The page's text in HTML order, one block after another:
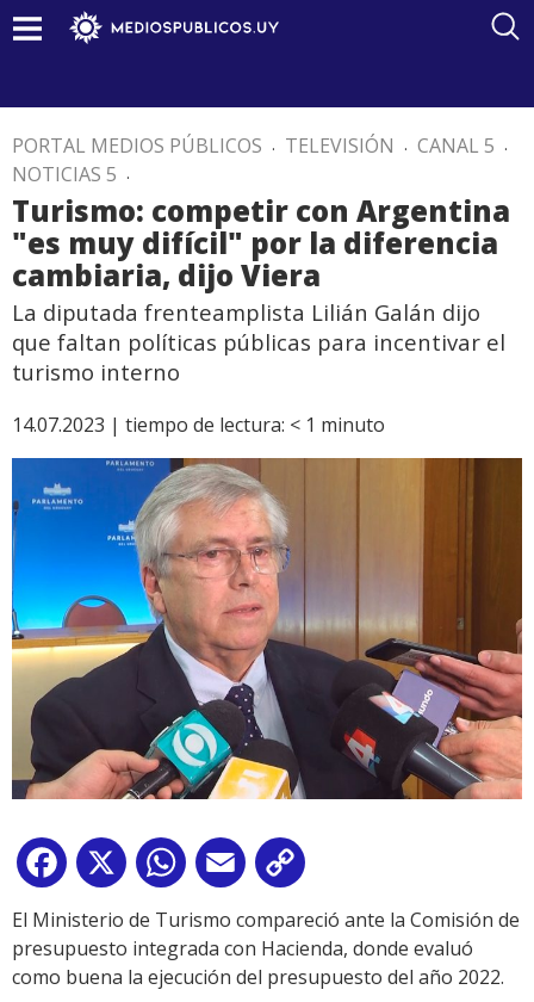
PORTAL MEDIOS PÚBLICOS . TELEVISIÓN . CANAL 5 .
NOTICIAS 5 .
Turismo: competir con Argentina
"es muy difícil" por la diferencia
cambiaria, dijo Viera
La diputada frenteamplista Lilián Galán dijo
que faltan políticas públicas para incentivar el
turismo interno
14.07.2023 | tiempo de lectura: < 1 minuto
Facebook
X WhatsApp
Email
Link
El Ministerio de Turismo compareció ante la Comisión de
presupuesto integrada con Hacienda, donde evaluó
como buena la ejecución del presupuesto del año 2022.